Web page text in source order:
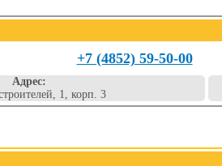
+7 (4852) 59-50-00
Адрес:
1, корп. 3